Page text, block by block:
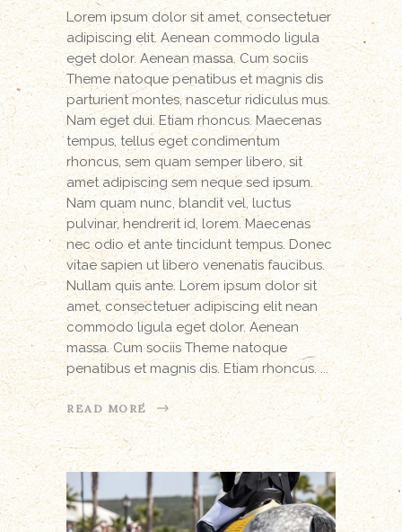
Lorem ipsum dolor sit amet, consectetuer
adipiscing elit. Aenean commodo ligula
eget dolor. Aenean massa. Cum sociis
Theme natoque penatibus et magnis dis
parturient montes, nascetur ridiculus mus.
Nam eget dui. Etiam rhoncus. Maecenas
tempus, tellus eget condimentum
rhoncus, sem quam semper libero, sit
amet adipiscing sem neque sed ipsum.
Nam quam nunc, blandit vel, luctus
pulvinar, hendrerit id, lorem. Maecenas
nec odio et ante tincidunt tempus. Donec
vitae sapien ut libero venenatis faucibus.
Nullam quis ante. Lorem ipsum dolor sit
amet, consectetuer adipiscing elit nean
commodo ligula eget dolor. Aenean
massa. Cum sociis Theme natoque
penatibus et magnis dis. Etiam rhoncus.
READ MORE